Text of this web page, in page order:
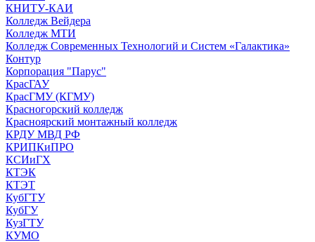
КНИТУ-КАИ
Колледж Вейдера
Колледж МТИ
Колледж Современных Технологий и Систем «Галактика»
Контур
Корпорация "Парус"
КрасГАУ
КрасГМУ (КГМУ)
Красногорский колледж
Красноярский монтажный колледж
КРДУ МВД РФ
КРИПКиПРО
КСИиГХ
КТЭК
КТЭТ
КубГТУ
КубГУ
КузГТУ
КУМО